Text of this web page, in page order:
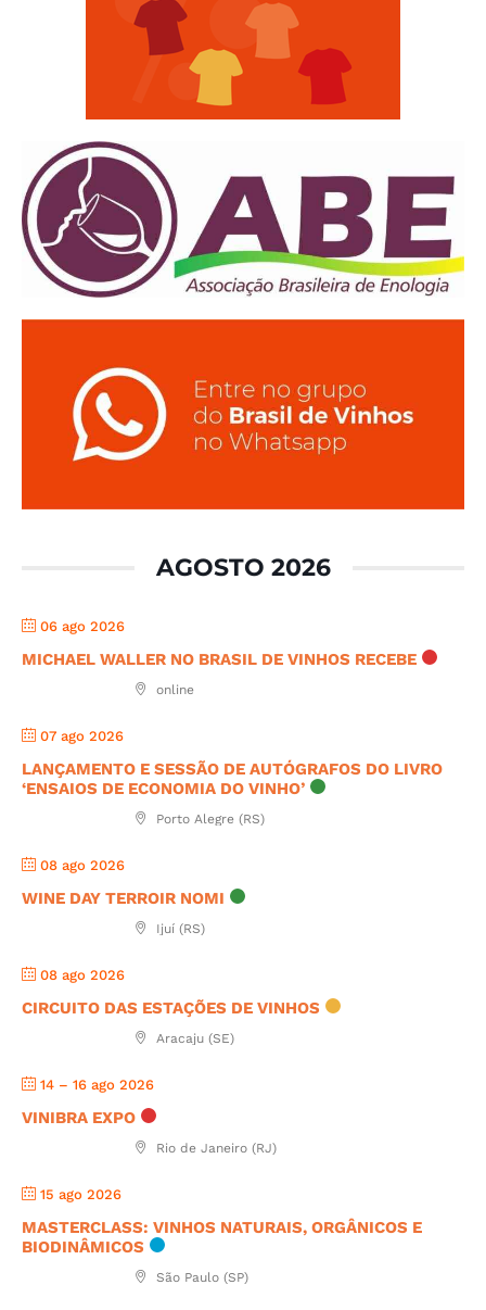
AGOSTO 2026
06 ago 2026
MICHAEL WALLER NO BRASIL DE VINHOS RECEBE
online
07 ago 2026
LANÇAMENTO E SESSÃO DE AUTÓGRAFOS DO LIVRO
‘ENSAIOS DE ECONOMIA DO VINHO’
Porto Alegre (RS)
08 ago 2026
WINE DAY TERROIR NOMI
Ijuí (RS)
08 ago 2026
CIRCUITO DAS ESTAÇÕES DE VINHOS
Aracaju (SE)
14 – 16 ago 2026
VINIBRA EXPO
Rio de Janeiro (RJ)
15 ago 2026
MASTERCLASS: VINHOS NATURAIS, ORGÂNICOS E
BIODINÂMICOS
São Paulo (SP)